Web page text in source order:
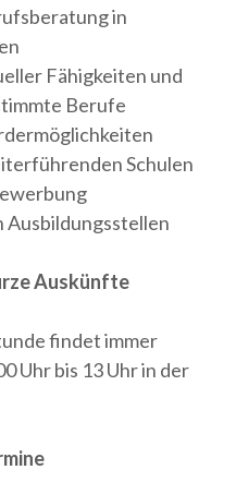
in
Fähigkeiten und
Berufe
Schulen
Auskünfte
findet immer
Uhr bis 13 Uhr in der